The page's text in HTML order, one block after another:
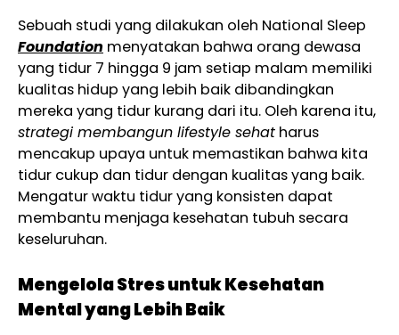
Sebuah studi yang dilakukan oleh National Sleep
Foundation menyatakan bahwa orang dewasa
yang tidur 7 hingga 9 jam setiap malam memiliki
kualitas hidup yang lebih baik dibandingkan
mereka yang tidur kurang dari itu. Oleh karena itu,
strategi membangun lifestyle sehat harus
mencakup upaya untuk memastikan bahwa kita
tidur cukup dan tidur dengan kualitas yang baik.
Mengatur waktu tidur yang konsisten dapat
membantu menjaga kesehatan tubuh secara
keseluruhan.
Mengelola Stres untuk Kesehatan
Mental yang Lebih Baik